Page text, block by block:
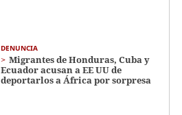
DENUNCIA
Migrantes de Honduras, Cuba y
Ecuador acusan a EE UU de
deportarlos a África por sorpresa